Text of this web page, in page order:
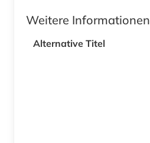
Weitere Informationen
Alternative Titel